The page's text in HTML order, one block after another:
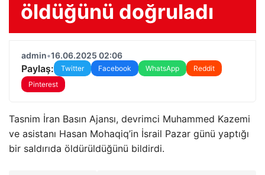
öldüğünü doğruladı
admin•16.06.2025 02:06
Paylaş: Twitter Facebook WhatsApp
Reddit
Pinterest
Tasnim İran Basın Ajansı, devrimci Muhammed Kazemi
ve asistanı Hasan Mohaqiq’in İsrail Pazar günü yaptığı
bir saldırıda öldürüldüğünü bildirdi.